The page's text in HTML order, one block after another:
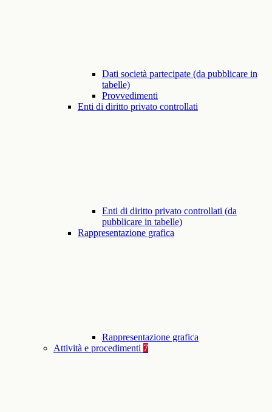
Dati società partecipate (da pubblicare in
tabelle)
Provvedimenti
Enti di diritto privato controllati
Enti di diritto privato controllati (da
pubblicare in tabelle)
Rappresentazione grafica
Rappresentazione grafica
Attività e procedimenti 7